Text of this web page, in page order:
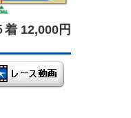
着 12,000円